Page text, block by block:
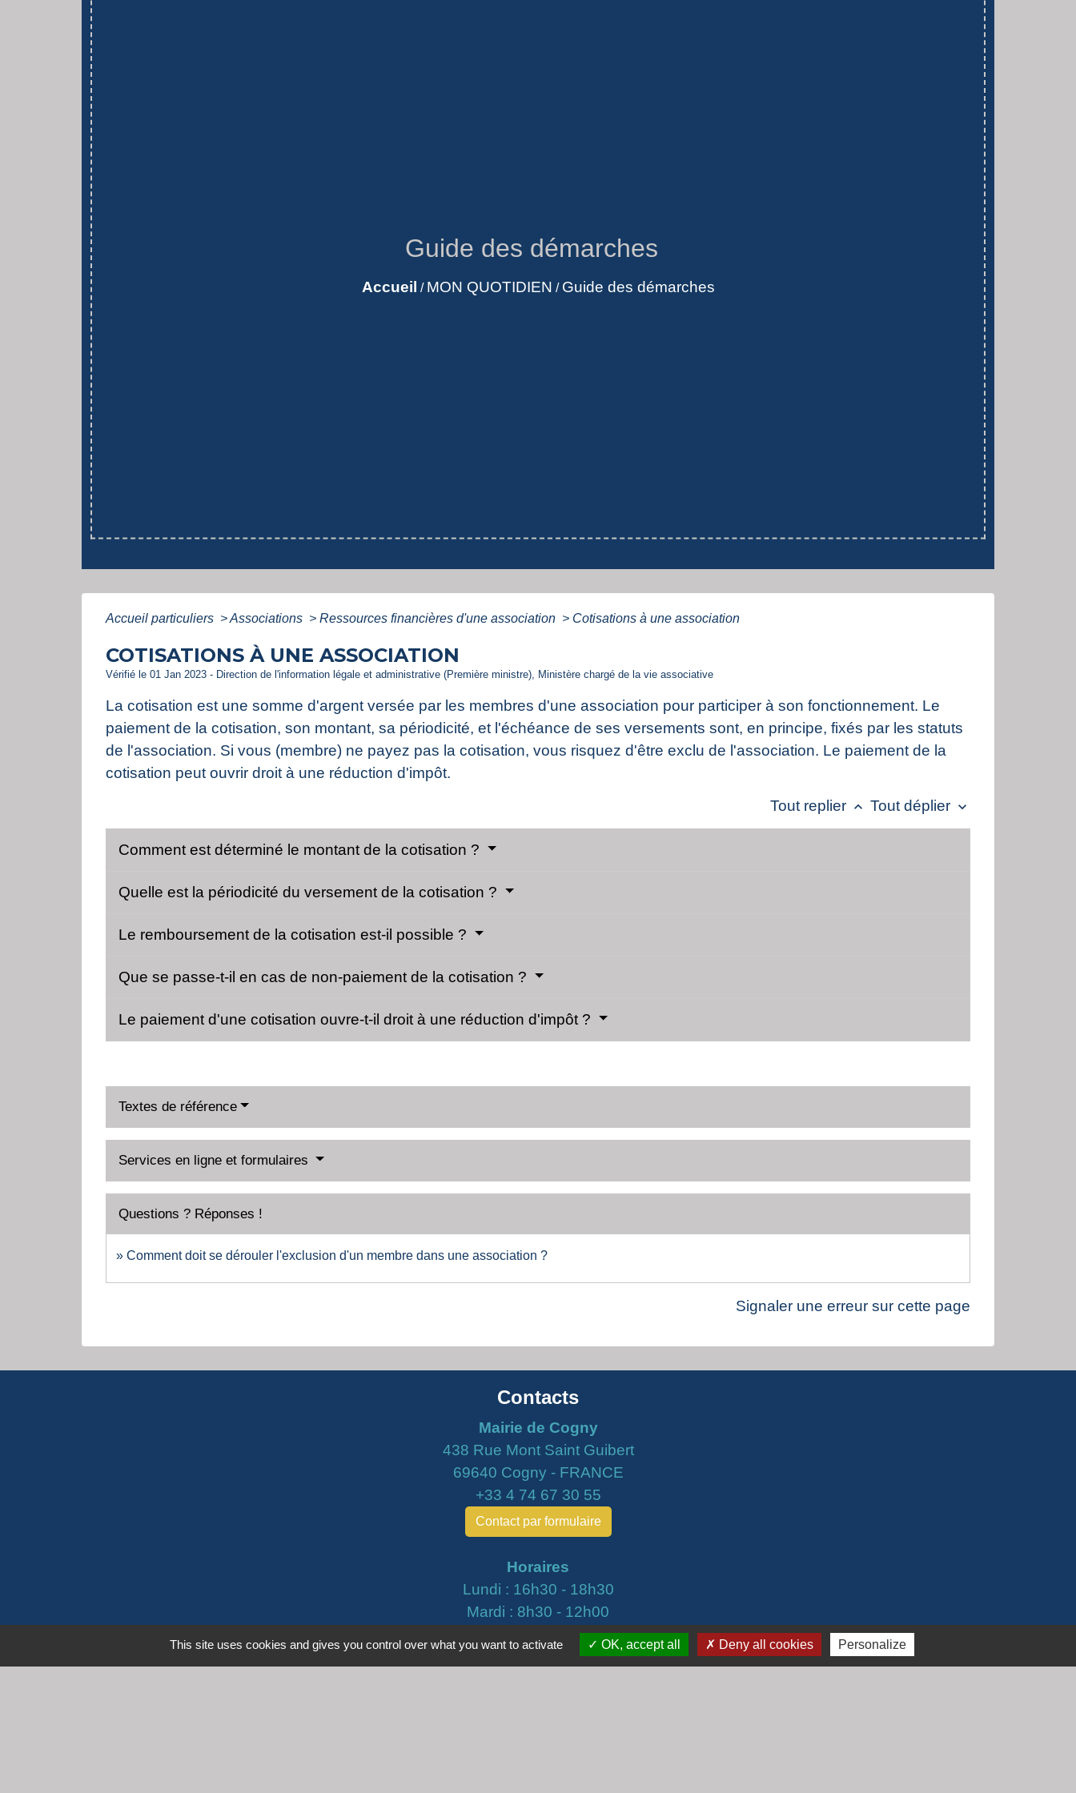
Guide des démarches
Accueil / MON QUOTIDIEN / Guide des démarches
Accueil particuliers >Associations > Ressources financières d'une association > Cotisations à une association
COTISATIONS À UNE ASSOCIATION
Vérifié le 01 Jan 2023 - Direction de l'information légale et administrative (Première ministre), Ministère chargé de la vie associative
La cotisation est une somme d'argent versée par les membres d'une association pour participer à son fonctionnement. Le
paiement de la cotisation, son montant, sa périodicité, et l'échéance de ses versements sont, en principe, fixés par les statuts
de l'association. Si vous (membre) ne payez pas la cotisation, vous risquez d'être exclu de l'association. Le paiement de la
cotisation peut ouvrir droit à une réduction d'impôt.
Tout replier keyboard_arrow_up Tout déplier keyboard_arrow_down
Comment est déterminé le montant de la cotisation ?
Quelle est la périodicité du versement de la cotisation ?
Le remboursement de la cotisation est-il possible ?
Que se passe-t-il en cas de non-paiement de la cotisation ?
Le paiement d'une cotisation ouvre-t-il droit à une réduction d'impôt ?
Textes de référence
Services en ligne et formulaires
Questions ? Réponses !
Comment doit se dérouler l'exclusion d'un membre dans une association ?
Signaler une erreur sur cette page
Contacts
Mairie de Cogny
438 Rue Mont Saint Guibert
69640 Cogny - FRANCE
+33 4 74 67 30 55
Contact par formulaire
Horaires
Lundi : 16h30 - 18h30
Mardi : 8h30 - 12h00
Mercredi : 9h00 - 12h00
Vendredi : 16h00 - 18h00
This site uses cookies and gives you control over what you want to activate OK, accept all Deny all cookies Personalize